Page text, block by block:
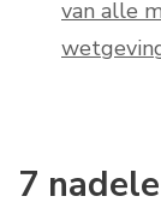
van alle
7